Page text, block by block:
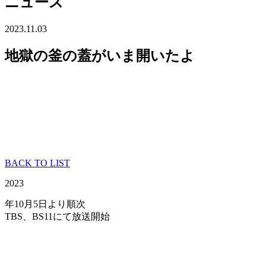
2023.11.03
地獄の釜の蓋がいま開いたよ
BACK TO LIST
2023
年10月5日より順次
TBS、BS11にて放送開始